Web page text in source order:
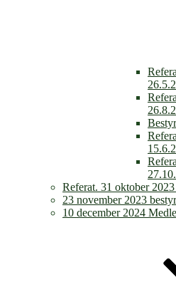
Referat. 31 oktober
23 november 2023
10 december 2024